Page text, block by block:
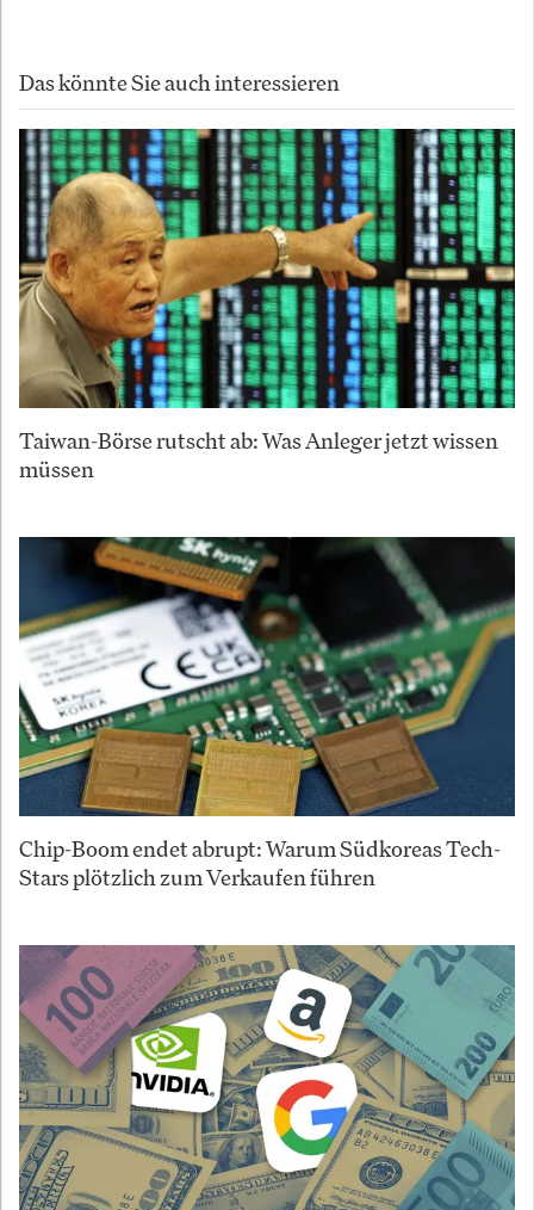
Das könnte Sie auch interessieren
Taiwan-Börse rutscht ab: Was Anleger jetzt wissen
müssen
Chip-Boom endet abrupt: Warum Südkoreas Tech-
Stars plötzlich zum Verkaufen führen